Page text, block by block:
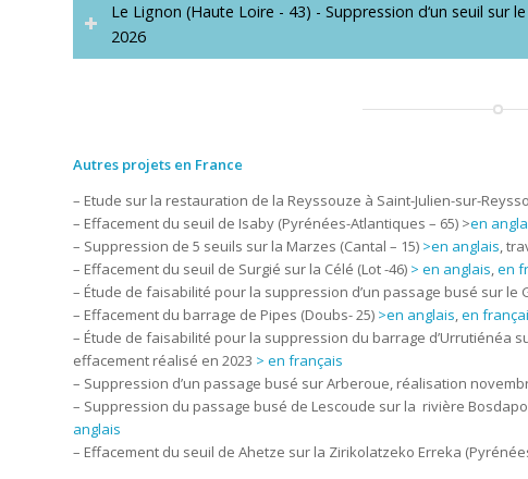
Le Lignon (Haute Loire - 43) - Suppression d‘un seuil sur
2026
Autres projets en France
– Etude sur la restauration de la Reyssouze à Saint-Julien-sur-
– Effacement du seuil de Isaby (Pyrénées-Atlantiques – 65) >en
– Suppression de 5 seuils sur la Marzes (Cantal – 15) >en anglais ,
– Effacement du seuil de Surgié sur la Célé (Lot -46) > en anglais en
– Étude de faisabilité pour la suppression d’un passage busé sur le
– Effacement du barrage de Pipes (Doubs- 25) >en anglais en
– Étude de faisabilité pour la suppression du barrage d’Urrutiénéa
effacement réalisé en 2023 > en français
– Suppression d’un passage busé sur Arberoue, réalisation
– Suppression du passage busé de Lescoude sur la rivière
anglais
– Effacement du seuil de Ahetze sur la Zirikolatzeko Erreka